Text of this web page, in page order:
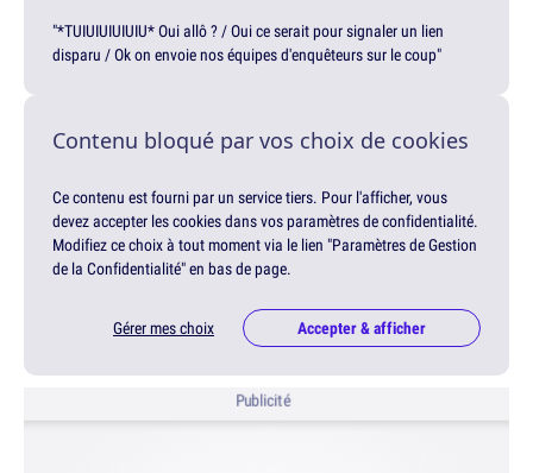
"*TUIUIUIUIUIU* Oui allô ? / Oui ce serait pour signaler un lien
disparu / Ok on envoie nos équipes d'enquêteurs sur le coup"
Contenu bloqué par vos choix de cookies
Ce contenu est fourni par un service tiers. Pour l'afficher, vous
devez accepter les cookies dans vos paramètres de confidentialité.
Modifiez ce choix à tout moment via le lien "Paramètres de Gestion
de la Confidentialité" en bas de page.
Gérer mes choix Accepter & afficher
Publicité